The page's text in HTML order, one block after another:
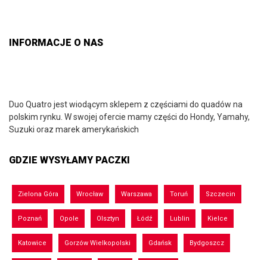
INFORMACJE O NAS
Duo Quatro jest wiodącym sklepem z częściami do quadów na
polskim rynku. W swojej ofercie mamy części do Hondy, Yamahy,
Suzuki oraz marek amerykańskich
GDZIE WYSYŁAMY PACZKI
Zielona Góra Wrocław Warszawa Toruń Szczecin
Poznań Opole Olsztyn Łódź Lublin Kielce
Katowice Gorzów Wielkopolski Gdańsk Bydgoszcz